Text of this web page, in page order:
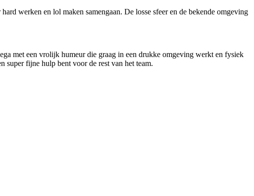
werken en lol maken samengaan. De losse sfeer en de bekende omgeving
met een vrolijk humeur die graag in een drukke omgeving werkt en fysiek
fijne hulp bent voor de rest van het team.